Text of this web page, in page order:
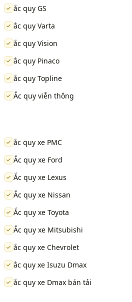
ắc quy GS
ắc quy Varta
ắc quy Vision
ắc quy Pinaco
ắc quy Topline
Ắc quy viễn thông
ắc quy xe PMC
Ắc quy xe Ford
Ắc quy xe Lexus
Ắc quy xe Nissan
Ắc quy xe Toyota
Ắc quy xe Mitsubishi
ắc quy xe Chevrolet
ắc quy xe Isuzu Dmax
ắc quy xe Dmax bán tải